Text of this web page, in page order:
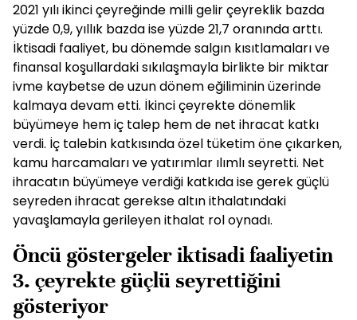
2021 yılı ikinci çeyreğinde milli gelir çeyreklik bazda
yüzde 0,9, yıllık bazda ise yüzde 21,7 oranında arttı.
İktisadi faaliyet, bu dönemde salgın kısıtlamaları ve
finansal koşullardaki sıkılaşmayla birlikte bir miktar
ivme kaybetse de uzun dönem eğiliminin üzerinde
kalmaya devam etti. İkinci çeyrekte dönemlik
büyümeye hem iç talep hem de net ihracat katkı
verdi. İç talebin katkısında özel tüketim öne çıkarken,
kamu harcamaları ve yatırımlar ılımlı seyretti. Net
ihracatın büyümeye verdiği katkıda ise gerek güçlü
seyreden ihracat gerekse altın ithalatındaki
yavaşlamayla gerileyen ithalat rol oynadı.
Öncü göstergeler iktisadi faaliyetin
3. çeyrekte güçlü seyrettiğini
gösteriyor